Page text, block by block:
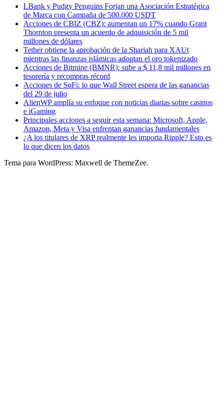
LBank y Pudgy Penguins Forjan una Asociación Estratégica
de Marca con Campaña de 500.000 USDT
Acciones de CBIZ (CBZ): aumentan un 17% cuando Grant
Thornton presenta un acuerdo de adquisición de 5 mil
millones de dólares
Tether obtiene la aprobación de la Shariah para XAUt
mientras las finanzas islámicas adoptan el oro tokenizado
Acciones de Bitmine (BMNR): sube a $ 11,8 mil millones en
tesorería y recompras récord
Acciones de SoFi: lo que Wall Street espera de las ganancias
del 29 de julio
AlienWP amplía su enfoque con noticias diarias sobre casinos
e iGaming
Principales acciones a seguir esta semana: Microsoft, Apple,
Amazon, Meta y Visa enfrentan ganancias fundamentales
¿A los titulares de XRP realmente les importa Ripple? Esto es
lo que dicen los datos
Tema para WordPress: Maxwell de ThemeZee.